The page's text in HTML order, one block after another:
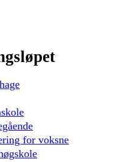
for voksne